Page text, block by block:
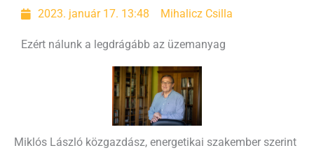
2023. január 17. 13:48 Mihalicz Csilla
Ezért nálunk a legdrágább az üzemanyag
Miklós László közgazdász, energetikai szakember szerint